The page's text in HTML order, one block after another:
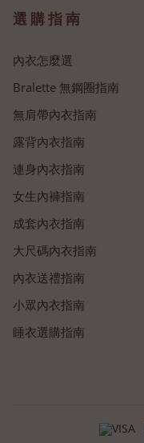
選購指南
內衣怎麼選
Bralette 無鋼圈指南
無肩帶內衣指南
露背內衣指南
連身內衣指南
女生內褲指南
成套內衣指南
大尺碼內衣指南
內衣送禮指南
小眾內衣指南
睡衣選購指南